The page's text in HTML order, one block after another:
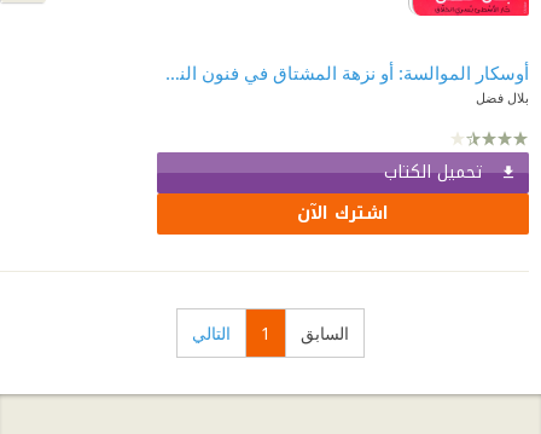
أوسكار الموالسة: أو نزهة المشتاق في فنون النفاق خلال عهد قاطع الأرزاق ومذل الأعناق حسني مبارك الأفّاق
بلال فضل
تحميل الكتاب
اشترك الآن
السابق 1 التالي